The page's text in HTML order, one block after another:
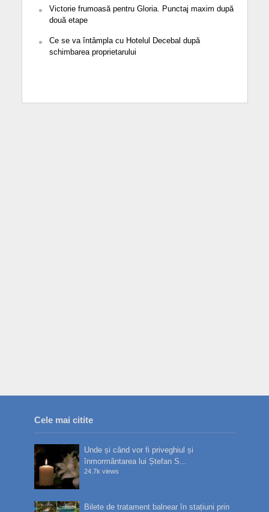
Victorie frumoasă pentru Gloria. Punctaj maxim după
două etape
Ce se va întâmpla cu Hotelul Decebal după
schimbarea proprietarului
Cele mai citite
Unde și când vor fi priveghiul și
înmormântarea lui Ștefan S...
24.7k views
Bilete de tratament balnear în stațiuni prin